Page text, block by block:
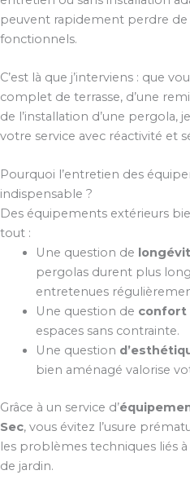
peuvent rapidement perdre
fonctionnels.
C’est là que j’interviens : que
complet de terrasse, d’une
de l’installation d’une pergola,
votre service avec réactivité et
Pourquoi l’entretien des
indispensable ?
Des équipements extérieurs
tout :
Une question de
pergolas durent plus
entretenues
Une question de confort
espaces sans contrainte.
Une question
bien aménagé valorise
Grâce à un service d’
Sec, vous évitez l’usure
les problèmes techniques liés
de jardin.